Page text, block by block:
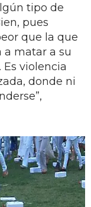
tipo de
pues
que la que
matar a su
violencia
donde ni